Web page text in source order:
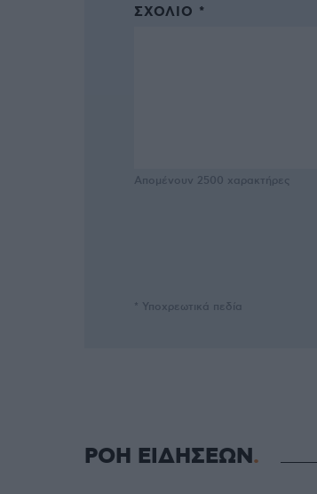
ΣΧΌΛΙΟ *
Απομένουν 2500 χαρακτήρες
* Υποχρεωτικά πεδία
ΡΟΗ ΕΙΔΗΣΕΩΝ